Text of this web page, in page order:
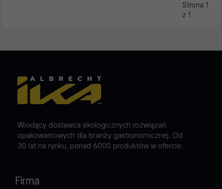
Strona 1
z 1
Wiodący dostawca ekologicznych rozwiązań
opakowaniowych dla branży gastronomicznej. Od
30 lat na rynku, ponad 6000 produktów w ofercie.
Firma